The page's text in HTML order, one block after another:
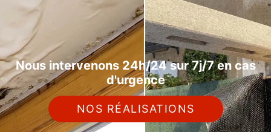
Nous intervenons 24h/24 sur 7j/7 en cas
d'urgence
NOS RÉALISATIONS